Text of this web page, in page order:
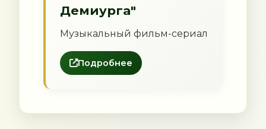
Демиурга"
Музыкальный фильм-сериал
Подробнее